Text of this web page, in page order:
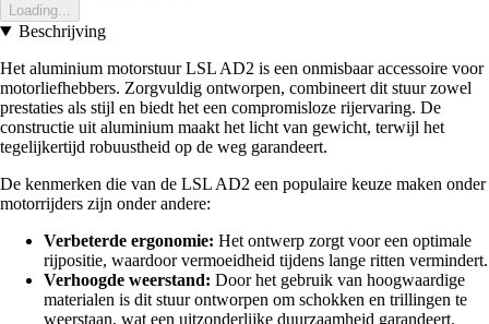
Loading...
Beschrijving
Het aluminium motorstuur LSL AD2 is een onmisbaar accessoire voor
motorliefhebbers. Zorgvuldig ontworpen, combineert dit stuur zowel
prestaties als stijl en biedt het een compromisloze rijervaring. De
constructie uit aluminium maakt het licht van gewicht, terwijl het
tegelijkertijd robuustheid op de weg garandeert.
De kenmerken die van de LSL AD2 een populaire keuze maken onder
motorrijders zijn onder andere:
Verbeterde ergonomie: Het ontwerp zorgt voor een optimale
rijpositie, waardoor vermoeidheid tijdens lange ritten vermindert.
Verhoogde weerstand: Door het gebruik van hoogwaardige
materialen is dit stuur ontworpen om schokken en trillingen te
weerstaan, wat een uitzonderlijke duurzaamheid garandeert.